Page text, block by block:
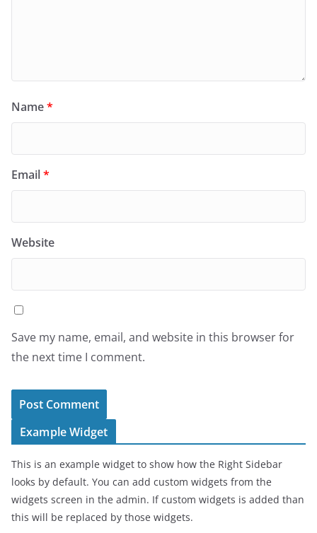
Name*
Email*
Website
Save my name, email, and website in this browser for
the next time I comment.
Example Widget
This is an example widget to show how the Right Sidebar
looks by default. You can add custom widgets from the
widgets screen in the admin. If custom widgets is added than
this will be replaced by those widgets.